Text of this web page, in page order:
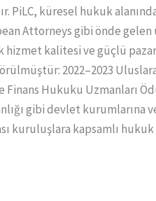
PiLC, küresel hukuk
Attorneys gibi önde
hizmet kalitesi ve güçlü
2022–2023
Finans Hukuku Uzmanları
gibi devlet kurumlarına
kuruluşlara kapsamlı hukuk